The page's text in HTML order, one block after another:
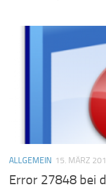
ALLGEMEIN 15. MÄRZ
Error 27848 bei